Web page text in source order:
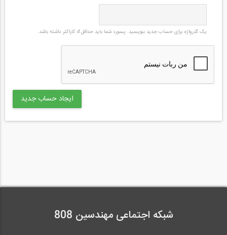
یک گذرواژه برای حساب جدید بنویسید. پسورد شما باید حداقل4 کاراکتر داشته باشد.
شبکه اجتماعی مهندسین 808